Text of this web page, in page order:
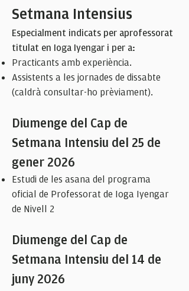
Setmana Intensius
Especialment indicats per aprofessorat
titulat en Ioga Iyengar i per a:
Practicants amb experiència.
Assistents a les jornades de dissabte
(caldrà consultar-ho prèviament).
Diumenge del Cap de
Setmana Intensiu del 25 de
gener 2026
Estudi de les asana del programa
oficial de Professorat de Ioga Iyengar
de Nivell 2
Diumenge del Cap de
Setmana Intensiu del 14 de
juny 2026